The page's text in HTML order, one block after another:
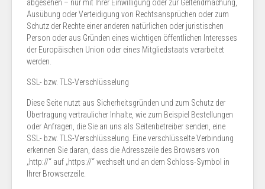
abgesehen – nur mit Ihrer Einwilligung oder zur Geltendmachung,
Ausübung oder Verteidigung von Rechtsansprüchen oder zum
Schutz der Rechte einer anderen natürlichen oder juristischen
Person oder aus Gründen eines wichtigen öffentlichen Interesses
der Europäischen Union oder eines Mitgliedstaats verarbeitet
werden.
SSL- bzw. TLS-Verschlüsselung
Diese Seite nutzt aus Sicherheitsgründen und zum Schutz der
Übertragung vertraulicher Inhalte, wie zum Beispiel Bestellungen
oder Anfragen, die Sie an uns als Seitenbetreiber senden, eine
SSL- bzw. TLS-Verschlüsselung. Eine verschlüsselte Verbindung
erkennen Sie daran, dass die Adresszeile des Browsers von
„http://“ auf „https://“ wechselt und an dem Schloss-Symbol in
Ihrer Browserzeile.